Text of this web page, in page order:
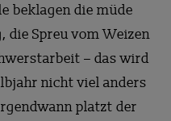
beklagen die müde
die Spreu vom Weizen
– das wird
nicht viel anders
platzt der